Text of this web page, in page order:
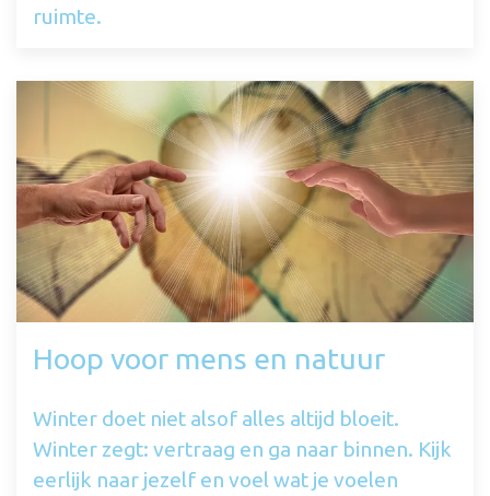
ruimte.
Hoop voor mens en natuur
Winter doet niet alsof alles altijd bloeit.
Winter zegt: vertraag en ga naar binnen. Kijk
eerlijk naar jezelf en voel wat je voelen